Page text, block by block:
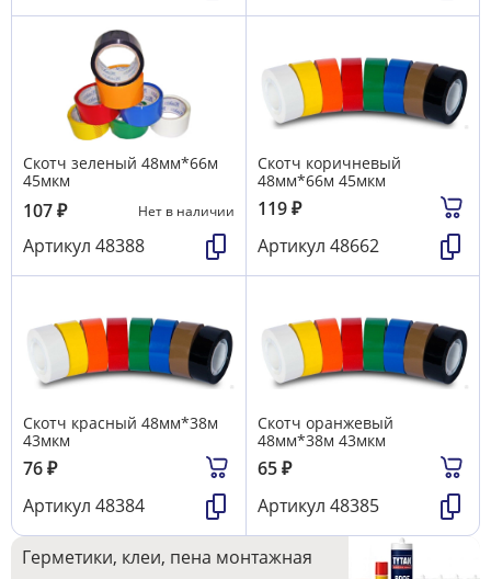
Скотч зеленый 48мм*66м
45мкм
107₽ Нет в наличии
Артикул 48388
Скотч коричневый
48мм*66м 45мкм
119₽
Артикул 48662
Скотч красный 48мм*38м
43мкм
76₽
Артикул 48384
Скотч оранжевый
48мм*38м 43мкм
65₽
Артикул 48385
Герметики, клеи, пена монтажная